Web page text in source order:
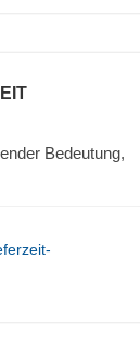
Bedeutung,